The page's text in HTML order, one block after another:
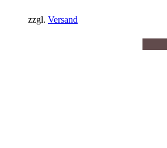
zzgl. Versand